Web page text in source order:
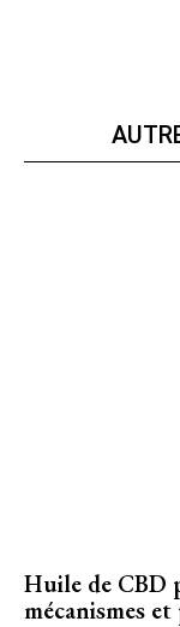
Huile de CBD
mécanismes